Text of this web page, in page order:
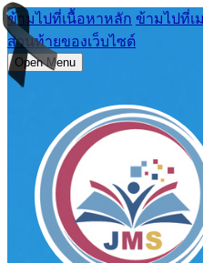
ข้ามไปที่เนื้อหาหลัก ข้ามไปที่เ
ส่วนท้ายของเว็บไซต์
Open Menu